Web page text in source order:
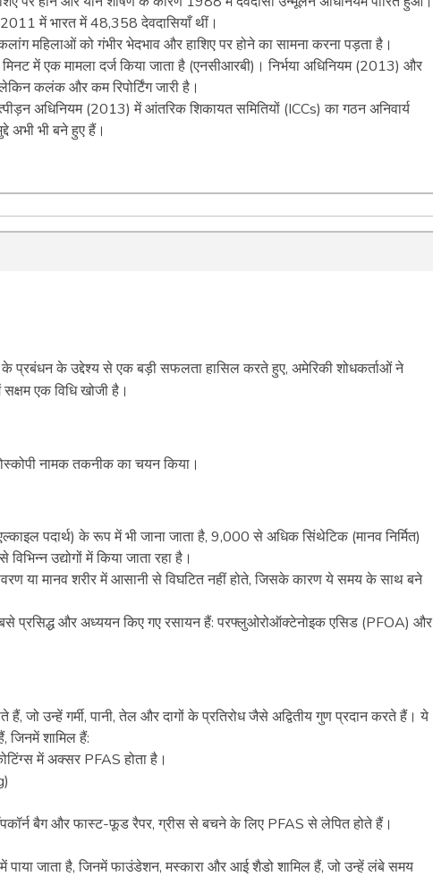
में भारत में 48,358 देवदासियाँ थीं।
महिलाओं को गंभीर भेदभाव और हाशिए पर होने का सामना करना पड़ता है।
मिनट में एक मामला दर्ज किया जाता है (एनसीआरबी)। निर्भया अधिनियम (2013) और
कलंक और कम रिपोर्टिंग जारी है।
अधिनियम (2013) में आंतरिक शिकायत समितियों (ICCs) का गठन अनिवार्य
अभी भी बने हुए हैं।
के प्रबंधन के उद्देश्य से एक बड़ी सफलता हासिल करते हुए, अमेरिकी शोधकर्ताओं ने
एक विधि खोजी है।
नामक तकनीक का चयन किया।
पदार्थ) के रूप में भी जाना जाता है, 9,000 से अधिक सिंथेटिक (मानव निर्मित)
उद्योगों में किया जाता रहा है।
या मानव शरीर में आसानी से विघटित नहीं होते, जिसके कारण ये समय के साथ बने
प्रसिद्ध और अध्ययन किए गए रसायन हैं: परफ्लुओरोऑक्टेनोइक एसिड (PFOA) और
जो उन्हें गर्मी, पानी, तेल और दागों के प्रतिरोध जैसे अद्वितीय गुण प्रदान करते हैं। ये
जिनमें शामिल हैं:
में अक्सर PFAS होता है।
बैग और फास्ट-फूड रैपर, ग्रीस से बचने के लिए PFAS से लेपित होते हैं।
में पाया जाता है, जिनमें फाउंडेशन, मस्कारा और आई शैडो शामिल हैं, जो उन्हें लंबे समय